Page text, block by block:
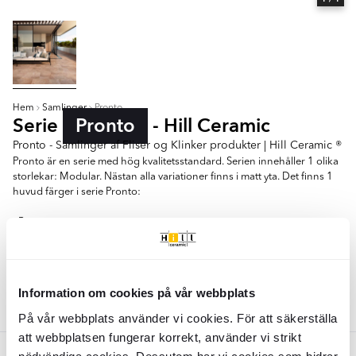
Information om cookies på vår webbplats
På vår webbplats använder vi cookies. För att säkerställa
att webbplatsen fungerar korrekt, använder vi strikt
Hem Samlinger Pronto
Serie Pronto - Hill Ceramic
Pronto - Samlinger af Fliser og Klinker produkter | Hill Ceramic ®
Pronto är en serie med hög kvalitetsstandard. Serien innehåller 1 olika
storlekar: Modular. Nästan alla variationer finns i matt yta. Det finns 1
huvud färger i serie Pronto:
Farver:
Bronze